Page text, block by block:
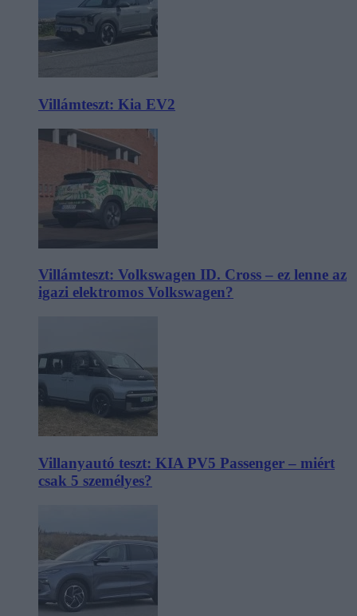
Villámteszt: Kia EV2
Villámteszt: Volkswagen ID. Cross – ez lenne az
igazi elektromos Volkswagen?
Villanyautó teszt: KIA PV5 Passenger – miért
csak 5 személyes?